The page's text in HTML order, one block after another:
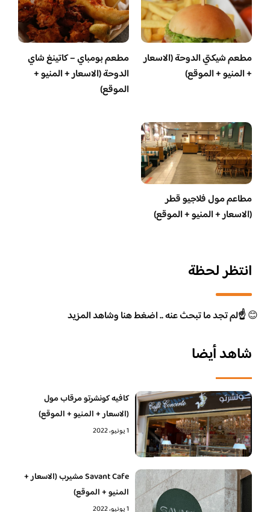
مطعم شيكتي الدوحة (الاسعار
+ المنيو + الموقع)
مطعم بومباي – كاتينغ شاي
الدوحة (الاسعار + المنيو +
الموقع)
مطاعم مول فلاجيو قطر
(الاسعار + المنيو + الموقع)
انتظر لحظة
😊☝️لم تجد ما تبحث عنه .. اضغط هنا وشاهد المزيد
شاهد أيضا
كافيه كونشرتو مرقاب مول
(الاسعار + المنيو + الموقع)
1 يونيو، 2022
Savant Cafe مشيرب (الاسعار +
المنيو + الموقع)
1 يونيو، 2022